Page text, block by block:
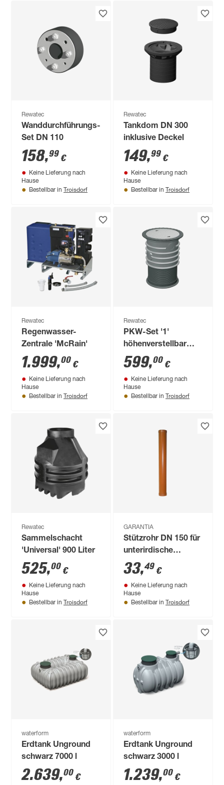
Rewatec
Wanddurchführungs-
Set DN 110
158,99 €
Keine Lieferung nach
Hause
Bestellbar in Troisdorf
Rewatec
Tankdom DN 300
inklusive Deckel
149,99 €
Keine Lieferung nach
Hause
Bestellbar in Troisdorf
Rewatec
Regenwasser-
Zentrale 'McRain'
1.999,00 €
Keine Lieferung nach
Hause
Bestellbar in Troisdorf
Rewatec
PKW-Set '1'
höhenverstellbar
700-1100 mm
599,00 €
Keine Lieferung nach
Hause
Bestellbar in Troisdorf
Rewatec
Sammelschacht
'Universal' 900 Liter
525,00 €
Keine Lieferung nach
Hause
Bestellbar in Troisdorf
GARANTIA
Stützrohr DN 150 für
unterirdische
Montage
33,49 €
Keine Lieferung nach
Hause
Bestellbar in Troisdorf
waterform
Erdtank Unground
schwarz 7000 l
2.639,00 €
waterform
Erdtank Unground
schwarz 3000 l
1.239,00 €